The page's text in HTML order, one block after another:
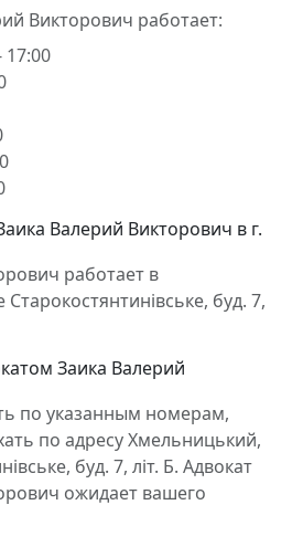
Викторович работает:
17:00
Валерий Викторович в г.
работает в
буд. 7,
Заика Валерий
по указанным номерам,
по адресу Хмельницький,
буд. 7, літ. Б. Адвокат
ожидает вашего